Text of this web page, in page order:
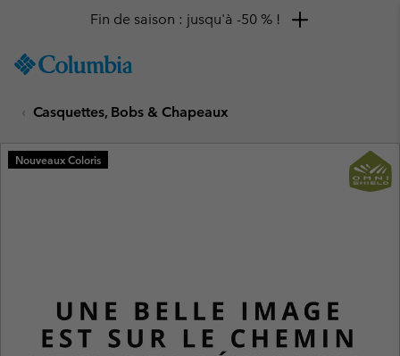
TO
SKIP
MAIN
NAV
Fin de saison : jusqu'à -50 % !
Casquettes, Bobs & Chapeaux
Nouveaux Coloris